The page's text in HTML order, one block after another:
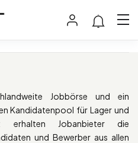
Jobbörse und ein
Kandidatenpool für Lager und
erhalten Jobanbieter die
und Bewerber aus allen